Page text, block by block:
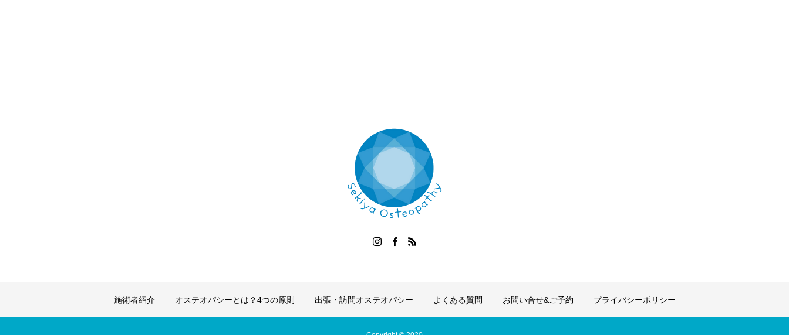
施術者紹介 オステオパシーとは？4つの原則 出張・訪問オステオパシー よくある質問 お問い合せ&ご予約 プライバシーポリシー